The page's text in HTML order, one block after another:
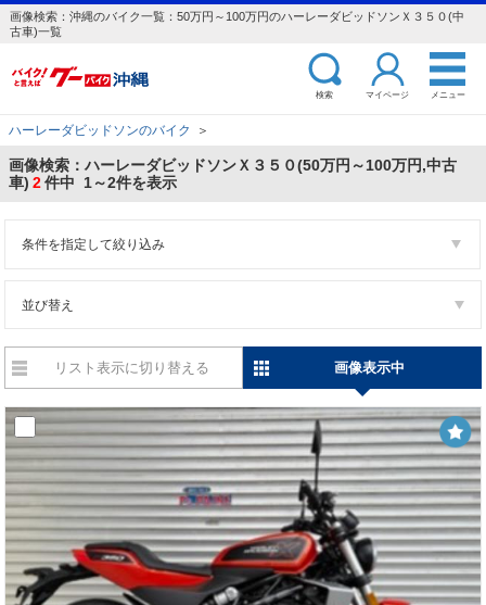
画像検索：沖縄のバイク一覧：50万円～100万円のハーレーダビッドソンＸ３５０(中
古車)一覧
検索 マイページ メニュー
ハーレーダビッドソンのバイク ＞
画像検索：ハーレーダビッドソンＸ３５０(50万円～100万円,中古
車) 2件中 1～2件を表示
条件を指定して絞り込み
並び替え
リスト表示に切り替える 画像表示中